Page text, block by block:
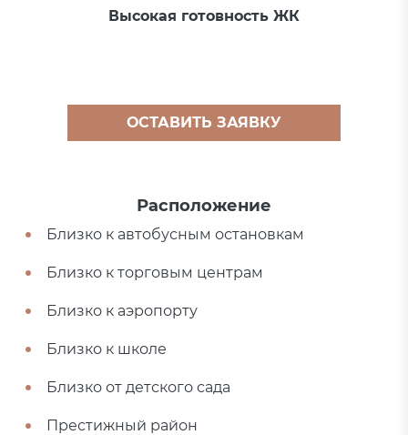
Высокая готовность ЖК
ОСТАВИТЬ ЗАЯВКУ
Расположение
Близко к автобусным остановкам
Близко к торговым центрам
Близко к аэропорту
Близко к школе
Близко от детского сада
Престижный район